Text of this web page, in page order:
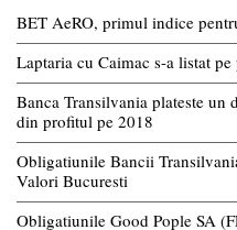
BET AeRO, primul indice
Laptaria cu Caimac s-a listat
Banca Transilvania plateste
din profitul pe 2018
Obligatiunile Bancii
Valori Bucuresti
Obligatiunile Good Pople SA